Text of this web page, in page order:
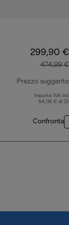
299,90 €
474,99 €
Prezzo suggerito
Importo IVA
54,08 € di
Confronta